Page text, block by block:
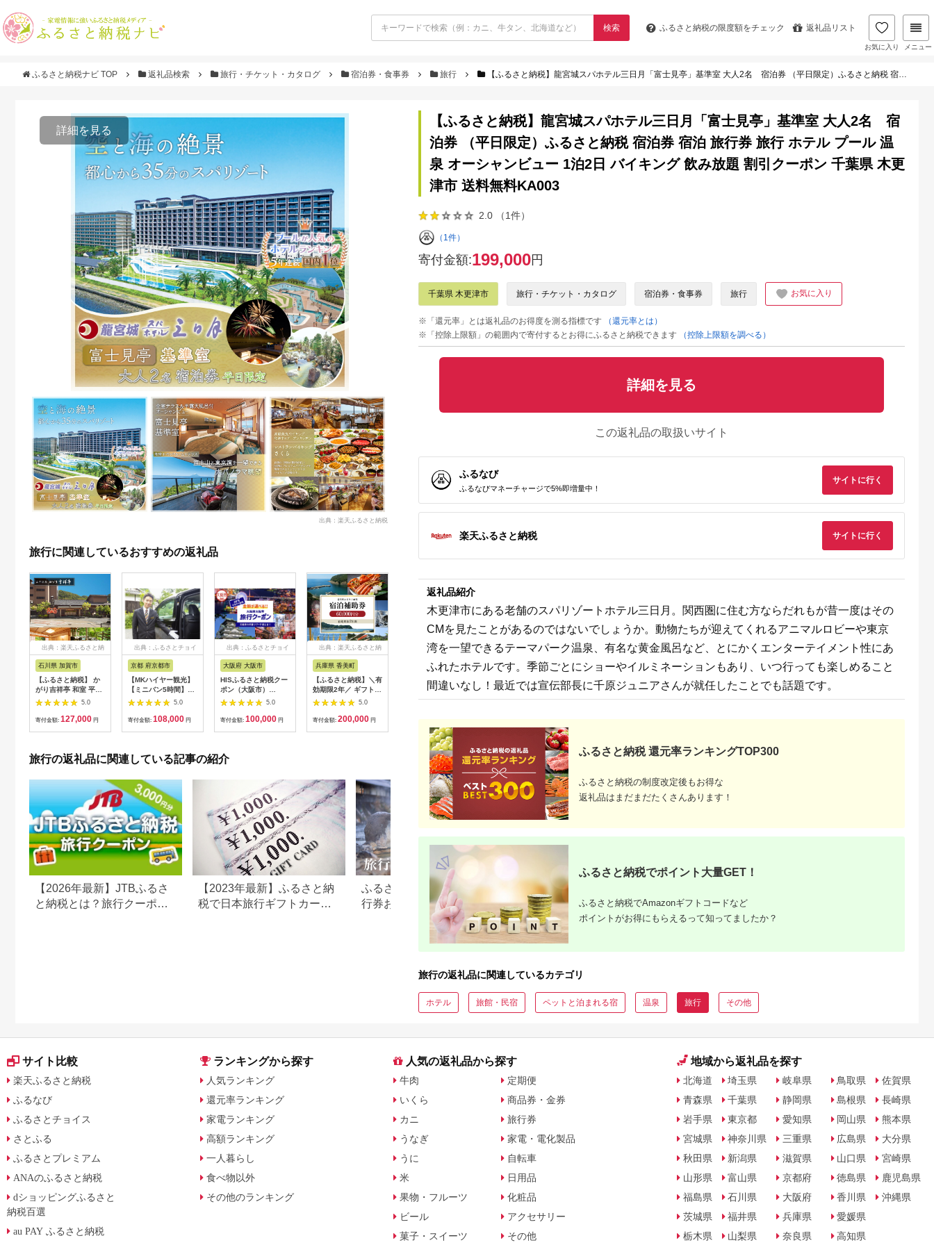
検索 ふるさと納税の限度額をチェック 返礼品リスト
お気に入り メニュー
ふるさと納税ナビ TOP 返礼品検索 旅行・チケット・カタログ 宿泊券・食事券 旅行 【ふるさと納税】龍宮城スパホテル三日月「富士見亭」基準室 大人2名 宿泊券 （平日限定）ふるさと納税 宿泊券 宿泊 旅行券 旅行 ホテル プール 温泉 オーシャンビュー 1泊2日 バイキング 飲み放題 割引クーポン 千葉県 木更津市 送料無料KA003
詳細を見る
出典：楽天ふるさと納税
旅行に関連しているおすすめの返礼品
出典：楽天ふるさと納
石川県 加賀市
【ふるさと納税】 か
がり吉祥亭 和室 平日
限定 ペア宿泊券 1泊2
食付 2名 ペア 食事付
温泉 宿泊券 旅行 トラ
5.0
寄付金額: 127,000 円
出典：ふるさとチョイ
京都 府京都市
【MKハイヤー観光】
【ミニバン5時間】ド
ライバーとめぐるとっ
ておきの京都観光（3
／21-6／20・10／1-
5.0
寄付金額: 108,000 円
出典：ふるさとチョイ
大阪府 大阪市
HISふるさと納税クー
ポン（大阪市）
30,000円分_OS039-
5.0
寄付金額: 100,000 円
出典：楽天ふるさと納
兵庫県 香美町
【ふるさと納税】＼有
効期限2年／ ギフトに
も使える 宿泊補助券
60,000円分 宿泊助成
券 宿泊券 旅 トラベル
プレゼント 贈答 母の
日 25-09
5.0
寄付金額: 200,000 円
出典：楽天ふるさと納
栃木県 日光市
【ふるさと納税】ぐる
り日光感謝券【商品券
1万5千円分】｜旅行
券 旅行 観光 温泉 旅
館 ホテル カフェ レジ
ャー施設 地域商品券
チケット 日光市
寄付金額:50,000円
出典：ふるラボ
三重県 多気町
宿泊券 90,000円分 コ
ンランショップ・ジャ
パンが監修したはじめ
HACIENDA VISON ハ
シェンダ ヴィソン マ
ナーホテル ホテルチ
ケット ホテル宿泊券
宿泊チケット 宿泊券
旅行宿泊券 観光宿泊
券 高級 高級宿 三重県
多気町 AI-30
寄付金額:300,000円
出典：楽天ふるさと納
静岡県 東伊豆町
【ふるさと納税】迷っ
たらコレ！ ひがしい
ず 満喫 宿泊 補助
B001／静岡県 東伊
寄付金額:20,000円
出典：ふるラボ
高知県 土佐清水市
あしずり温泉郷 共通
宿泊クーポン券 3,000
円分 あしずり温泉郷
家族 温泉 ホテル 観光
県 土佐清水市
【R01313】
寄付金額:10,000円
出典：楽天ふるさと納
沖縄県 糸満市
【ふるさと納税】【糸
満市】しろくまツアー
で利用可能なWEB旅
寄付金額:200,000円
群馬県 桐生市
(4,000円相当)
寄付金額:15,000
旅行の返礼品に関連している記事の紹介
【2026年最新】JTBふるさ
と納税とは？旅行クーポン
【2023年最新】ふるさと納
税で日本旅行ギフトカード
ふるさと納税でもらえる旅
行券おすすめランキング
【2026年最新版】還元率・
旅行会社別で徹底比較
【2026年最新】ふるさと納
税 金券の返礼品ランキング
｜旅行券・食事券・商品券
を比較
【ふるさと納税】龍宮城スパホテル三日月「富士見亭」基準室 大人2名 宿
泊券 （平日限定）ふるさと納税 宿泊券 宿泊 旅行券 旅行 ホテル プール 温
泉 オーシャンビュー 1泊2日 バイキング 飲み放題 割引クーポン 千葉県 木更
津市 送料無料KA003
2.0 （1件）
（1件）
寄付金額:199,000円
千葉県 木更津市 旅行・チケット・カタログ 宿泊券・食事券 旅行 お気に入り
※「還元率」とは返礼品のお得度を測る指標です
（還元率とは）
※「控除上限額」の範囲内で寄付するとお得にふるさと納税できます
（控除上限額を調べる）
詳細を見る
この返礼品の取扱いサイト
ふるなび
ふるなびマネーチャージで5%即増量中！
サイトに行く
楽天ふるさと納税 サイトに行く
返礼品紹介
木更津市にある老舗のスパリゾートホテル三日月。関西圏に住む方ならだれもが昔一度はその
CMを見たことがあるのではないでしょうか。動物たちが迎えてくれるアニマルロビーや東京
湾を一望できるテーマパーク温泉、有名な黄金風呂など、とにかくエンターテイメント性にあ
ふれたホテルです。季節ごとにショーやイルミネーションもあり、いつ行っても楽しめること
間違いなし！最近では宣伝部長に千原ジュニアさんが就任したことでも話題です。
ふるさと納税 還元率ランキングTOP300
ふるさと納税の制度改定後もお得な
返礼品はまだまだたくさんあります！
ふるさと納税でポイント大量GET！
ふるさと納税でAmazonギフトコードなど
ポイントがお得にもらえるって知ってましたか？
旅行の返礼品に関連しているカテゴリ
ホテル 旅館・民宿 ペットと泊まれる宿 温泉 旅行 その他
サイト比較
楽天ふるさと納税
ふるなび
ふるさとチョイス
さとふる
ふるさとプレミアム
ANAのふるさと納税
dショッピングふるさと
納税百選
au PAY ふるさと納税
ランキングから探す
人気ランキング
還元率ランキング
家電ランキング
高額ランキング
一人暮らし
食べ物以外
その他のランキング
人気の返礼品から探す
牛肉
いくら
カニ
うなぎ
うに
米
果物・フルーツ
ビール
菓子・スイーツ
定期便
商品券・金券
旅行券
家電・電化製品
自転車
日用品
化粧品
アクセサリー
その他
地域から返礼品を探す
北海道
青森県
岩手県
宮城県
秋田県
山形県
福島県
茨城県
栃木県
埼玉県
千葉県
東京都
神奈川県
新潟県
富山県
石川県
福井県
山梨県
岐阜県
静岡県
愛知県
三重県
滋賀県
京都府
大阪府
兵庫県
奈良県
鳥取県
島根県
岡山県
広島県
山口県
徳島県
香川県
愛媛県
高知県
佐賀県
長崎県
熊本県
大分県
宮崎県
鹿児島県
沖縄県